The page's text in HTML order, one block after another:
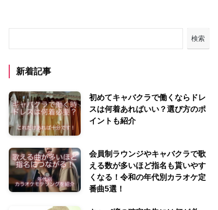
検索
新着記事
初めてキャバクラで働くならドレ
スは何着あればいい？選び方のポ
イントも紹介
会員制ラウンジやキャバクラで歌
える数が多いほど指名も貰いやす
くなる！令和の年代別カラオケ定
番曲5選！